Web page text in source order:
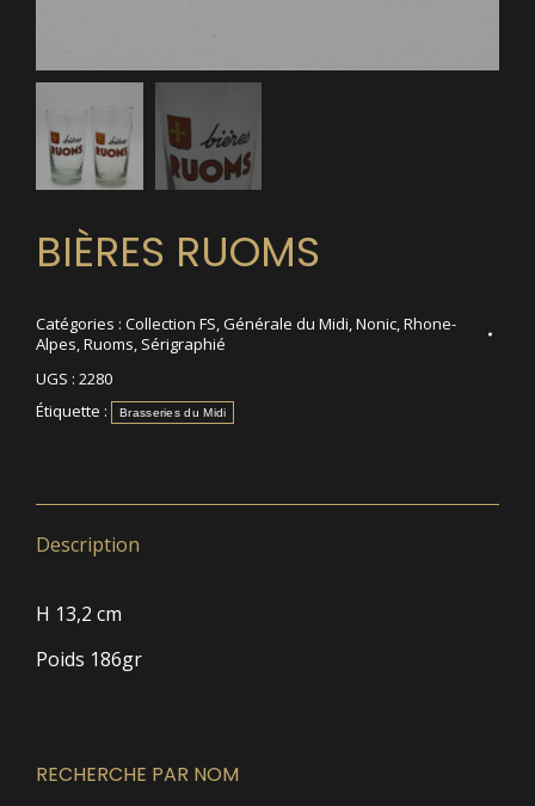
BIÈRES RUOMS
Catégories : Collection FS Générale du Midi Nonic Rhone-
Alpes Ruoms Sérigraphié
UGS : 2280
Étiquette :
Brasseries du Midi
Description
H 13,2 cm
Poids 186gr
RECHERCHE PAR NOM